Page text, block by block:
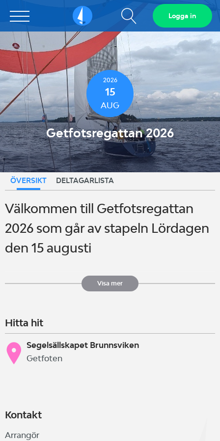
Sailarena Visa
sökfält
Logga in
2026
15
AUG
Getfotsregattan 2026
ÖVERSIKT DELTAGARLISTA
Välkommen till Getfotsregattan
2026 som går av stapeln Lördagen
den 15 augusti
Start. 10:00
För anmälan på - glöm inte att
ange båtmodell och SRS tal med
eller utan flygande segel. Avdrag
Visa mer
Hitta hit
Segelsällskapet Brunnsviken
Getfoten
Kontakt
Arrangör